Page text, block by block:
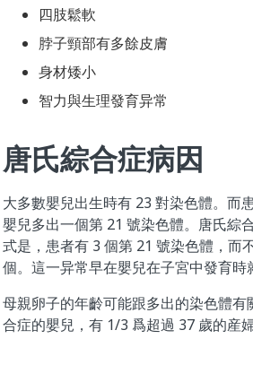
四肢鬆軟
脖子頸部有多餘皮膚
身材矮小
智力與生理發育异常
唐氏綜合症病因
大多數嬰兒出生時有 23 對染色體。而
嬰兒多出一個第 21 號染色體。唐氏綜
式是，患者有 3 個第 21 號染色體，而
個。這一异常早在嬰兒在子宮中發育時
母親卵子的年齡可能跟多出的染色體有
合症的嬰兒，有 1/3 爲超過 37 歲的産婦